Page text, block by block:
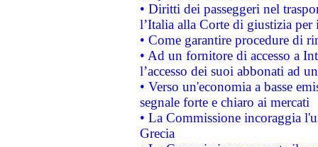
• Diritti dei passeggeri nel
l’Italia alla Corte di giustizia
• Come garantire procedure di
• Ad un fornitore di accesso a
l’accesso dei suoi abbonati ad
• Verso un'economia a basse
segnale forte e chiaro ai mercati
• La Commissione incoraggia
Grecia